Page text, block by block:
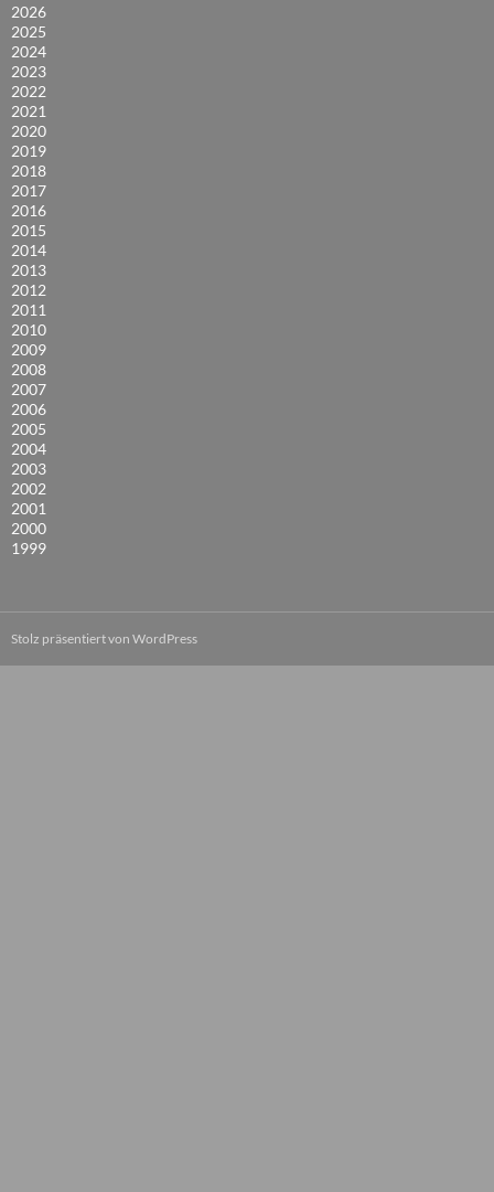
2026
2025
2024
2023
2022
2021
2020
2019
2018
2017
2016
2015
2014
2013
2012
2011
2010
2009
2008
2007
2006
2005
2004
2003
2002
2001
2000
1999
Stolz präsentiert von WordPress